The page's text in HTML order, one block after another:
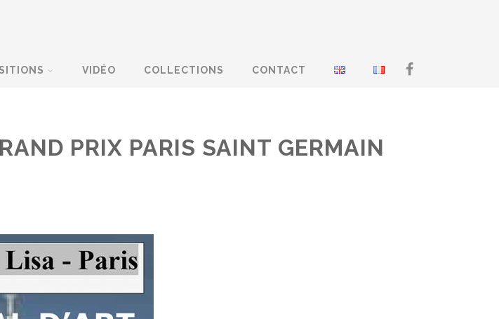
VIDÉO COLLECTIONS CONTACT
PRIX PARIS SAINT GERMAIN